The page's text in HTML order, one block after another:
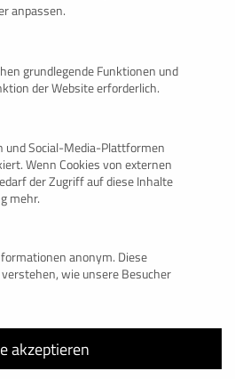
2
anpassen.
grundlegende Funktionen und
der Website erforderlich.
und Social-Media-Plattformen
Wenn Cookies von externen
der Zugriff auf diese Inhalte
mehr.
anonym. Diese
wie unsere Besucher
akzeptieren